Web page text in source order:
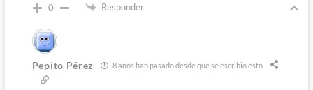
0 Responder
Pepito Pérez 8 años han pasado desde que se escribió esto